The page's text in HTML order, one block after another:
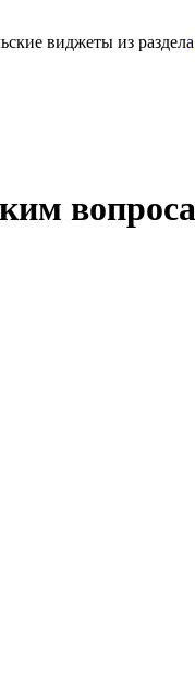
виджеты из раздела